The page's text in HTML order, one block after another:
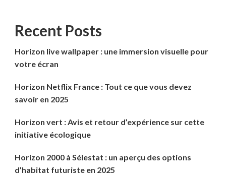
Recent Posts
Horizon live wallpaper : une immersion visuelle pour
votre écran
Horizon Netflix France : Tout ce que vous devez
savoir en 2025
Horizon vert : Avis et retour d’expérience sur cette
initiative écologique
Horizon 2000 à Sélestat : un aperçu des options
d’habitat futuriste en 2025